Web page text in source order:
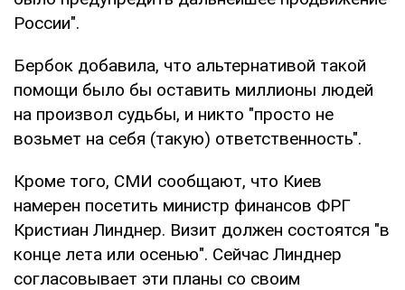
России".
Бербок добавила, что альтернативой такой
помощи было бы оставить миллионы людей
на произвол судьбы, и никто "просто не
возьмет на себя (такую) ответственность".
Кроме того, СМИ сообщают, что Киев
намерен посетить министр финансов ФРГ
Кристиан Линднер. Визит должен состоятся "в
конце лета или осенью". Сейчас Линднер
согласовывает эти планы со своим